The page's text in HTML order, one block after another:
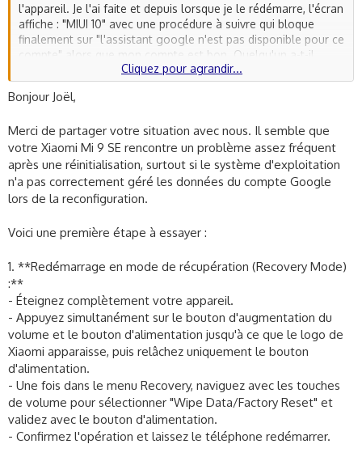
l'appareil. Je l'ai faite et depuis lorsque je le rédémarre, l'écran
affiche : "MIUI 10" avec une procédure à suivre qui bloque
finalement sur "l'assistant google n'est pas disponible pour ce
compte" alors que mon compte est bon. Quelqu'un a-t-il
rencontré un problème similaire et quelle solution. Merci pour
votre concours. Joël
Cliquez pour agrandir...
Bonjour Joël,
Merci de partager votre situation avec nous. Il semble que
votre Xiaomi Mi 9 SE rencontre un problème assez fréquent
après une réinitialisation, surtout si le système d'exploitation
n'a pas correctement géré les données du compte Google
lors de la reconfiguration.
Voici une première étape à essayer :
1. **Redémarrage en mode de récupération (Recovery Mode)
:**
- Éteignez complètement votre appareil.
- Appuyez simultanément sur le bouton d'augmentation du
volume et le bouton d'alimentation jusqu'à ce que le logo de
Xiaomi apparaisse, puis relâchez uniquement le bouton
d'alimentation.
- Une fois dans le menu Recovery, naviguez avec les touches
de volume pour sélectionner "Wipe Data/Factory Reset" et
validez avec le bouton d'alimentation.
- Confirmez l'opération et laissez le téléphone redémarrer.